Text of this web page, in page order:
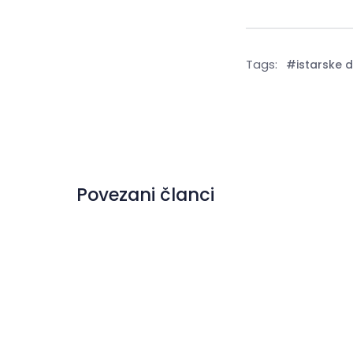
Tags: #istarske
Povezani članci